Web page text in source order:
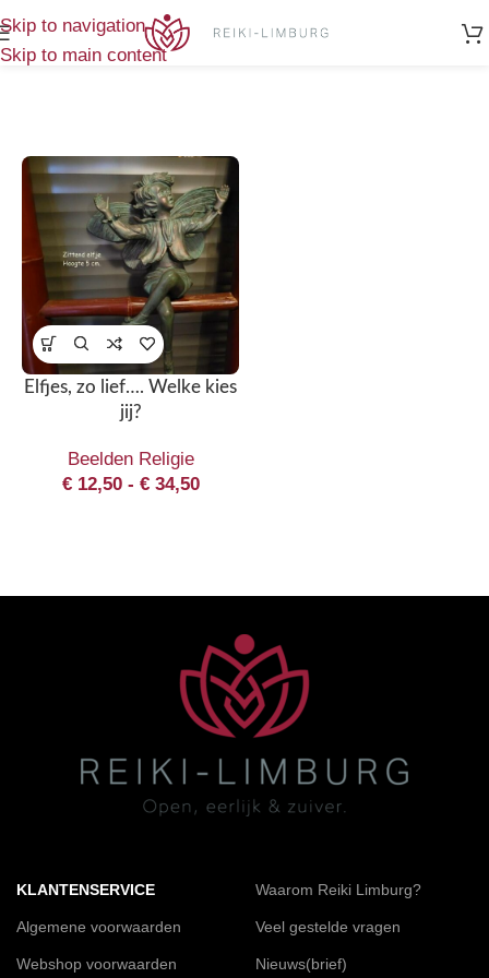
Skip to navigation
Skip to main content
Producten getagged “Elfje”
Elfjes, zo lief…. Welke kies
jij?
Beelden Religie
€12,50 - €34,50
KLANTENSERVICE
Algemene voorwaarden
Webshop voorwaarden
Waarom Reiki Limburg?
Veel gestelde vragen
Nieuws(brief)